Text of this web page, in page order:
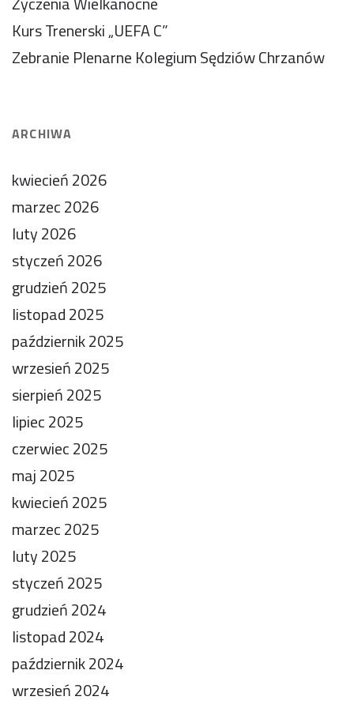
Kurs Trenerski „UEFA C”
Zebranie Plenarne Kolegium Sędziów Chrzanów
ARCHIWA
kwiecień 2026
marzec 2026
luty 2026
styczeń 2026
grudzień 2025
listopad 2025
październik 2025
wrzesień 2025
sierpień 2025
lipiec 2025
czerwiec 2025
maj 2025
kwiecień 2025
marzec 2025
luty 2025
styczeń 2025
grudzień 2024
listopad 2024
październik 2024
wrzesień 2024